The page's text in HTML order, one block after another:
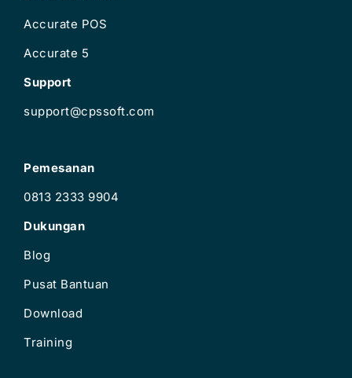
Accurate POS
Accurate 5
Support
support@cpssoft.com
Pemesanan
0813 2333 9904
Dukungan
Blog
Pusat Bantuan
Download
Training